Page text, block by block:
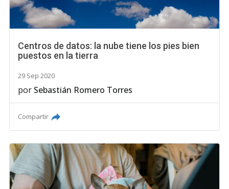
Centros de datos: la nube tiene los pies bien
puestos en la tierra
29 Sep 2020
por Sebastián Romero Torres
Compartir